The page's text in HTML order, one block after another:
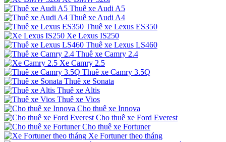
Thuê xe Audi A5
Thuê xe Audi A4
Thuê xe Lexus ES350
Xe Lexus IS250
Thuê xe Lexus LS460
Thuê xe Camry 2.4
Xe Camry 2.5
Thuê xe Camry 3.5Q
Thuê xe Sonata
Thuê xe Altis
Thuê xe Vios
Cho thuê xe Innova
Cho thuê xe Ford Everest
Cho thuê xe Fortuner
Xe Fortuner theo tháng